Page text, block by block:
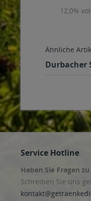
12,0% vol
Ähnliche
Durbacher
Service Hotline
Haben Sie Fragen
Schreiben Sie uns